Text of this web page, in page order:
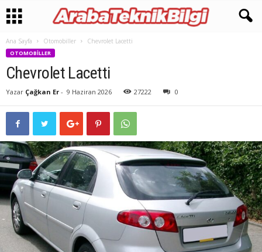
Ana Sayfa Otomobiller Chevrolet Lacetti
OTOMOBILLER
Chevrolet Lacetti
Yazar Çağkan Er - 9 Haziran 2026 27222 0